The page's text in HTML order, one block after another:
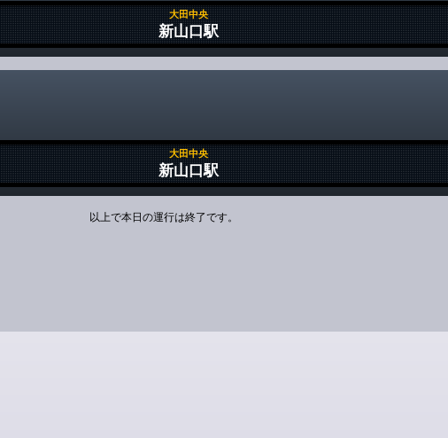
大田中央
新山口駅
大田中央
新山口駅
以上で本日の運行は終了です。